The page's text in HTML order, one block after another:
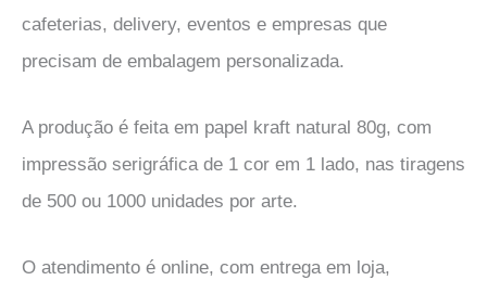
cafeterias, delivery, eventos e empresas que
precisam de embalagem personalizada.
A produção é feita em papel kraft natural 80g, com
impressão serigráfica de 1 cor em 1 lado, nas tiragens
de 500 ou 1000 unidades por arte.
O atendimento é online, com entrega em loja,